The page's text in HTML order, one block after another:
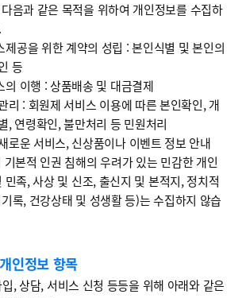
음과 같은 목적을 위하여 개인정보를 수집하
제공을 위한 계약의 성립 : 본인식별 및 본인의
등
의 이행 : 상품배송 및 대금결제
리 : 회원제 서비스 이용에 따른 본인확인, 개
, 연령확인, 불만처리 등 민원처리
로운 서비스, 신상품이나 이벤트 정보 안내
기본적 인권 침해의 우려가 있는 민감한 개인
민족, 사상 및 신조, 출신지 및 본적지, 정치적
록, 건강상태 및 성생활 등)는 수집하지 않습
인정보 항목
, 상담, 서비스 신청 등등을 위해 아래와 같은